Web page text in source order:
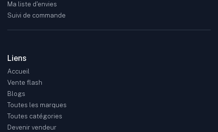
Ma liste d'envies
Suivi de commande
Liens
Accueil
Vente flash
Blogs
Toutes les marques
Toutes catégories
Devenir vendeur